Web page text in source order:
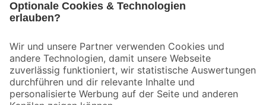
Der toom Newsletter: Keine Angebote und Aktionen mehr verpassen!
Zur Newsletter Anmeldung